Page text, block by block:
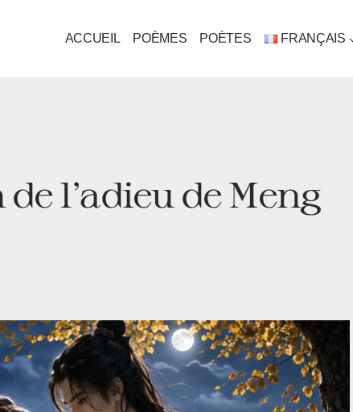
ACCUEIL POÈMES POÈTES FRANÇAIS
l’adieu de Meng